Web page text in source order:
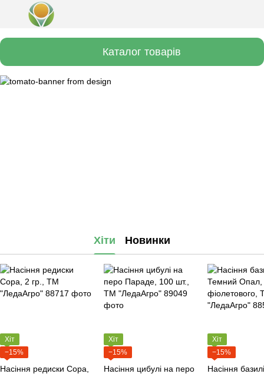
Каталог товарів
Хіти Новинки
Хіт
−15%
Насіння редиски Сора,
Хіт
−15%
Насіння цибулі на перо
Хіт
−15%
Насіння